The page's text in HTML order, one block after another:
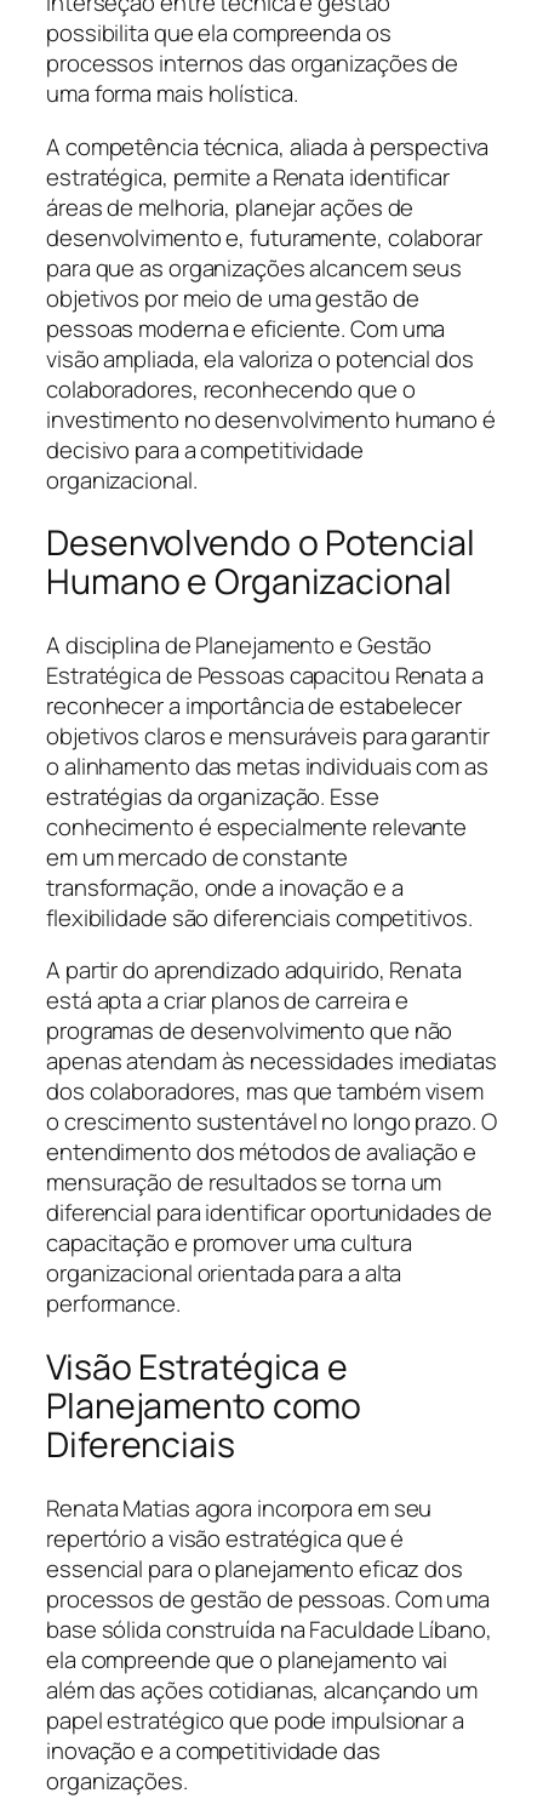
possibilita que ela compreenda os
processos internos das organizações de
uma forma mais holística.
A competência técnica, aliada à perspectiva
estratégica, permite a Renata identificar
áreas de melhoria, planejar ações de
desenvolvimento e, futuramente, colaborar
para que as organizações alcancem seus
objetivos por meio de uma gestão de
pessoas moderna e eficiente. Com uma
visão ampliada, ela valoriza o potencial dos
colaboradores, reconhecendo que o
investimento no desenvolvimento humano é
decisivo para a competitividade
organizacional.
Desenvolvendo o Potencial
Humano e Organizacional
A disciplina de Planejamento e Gestão
Estratégica de Pessoas capacitou Renata a
reconhecer a importância de estabelecer
objetivos claros e mensuráveis para garantir
o alinhamento das metas individuais com as
estratégias da organização. Esse
conhecimento é especialmente relevante
em um mercado de constante
transformação, onde a inovação e a
flexibilidade são diferenciais competitivos.
A partir do aprendizado adquirido, Renata
está apta a criar planos de carreira e
programas de desenvolvimento que não
apenas atendam às necessidades imediatas
dos colaboradores, mas que também visem
o crescimento sustentável no longo prazo. O
entendimento dos métodos de avaliação e
mensuração de resultados se torna um
diferencial para identificar oportunidades de
capacitação e promover uma cultura
organizacional orientada para a alta
performance.
Visão Estratégica e
Planejamento como
Diferenciais
Renata Matias agora incorpora em seu
repertório a visão estratégica que é
essencial para o planejamento eficaz dos
processos de gestão de pessoas. Com uma
base sólida construída na Faculdade Líbano,
ela compreende que o planejamento vai
além das ações cotidianas, alcançando um
papel estratégico que pode impulsionar a
inovação e a competitividade das
organizações.